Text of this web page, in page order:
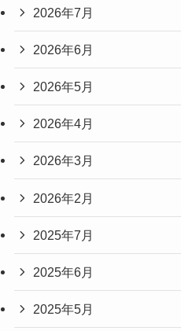
2026年7月
2026年6月
2026年5月
2026年4月
2026年3月
2026年2月
2025年7月
2025年6月
2025年5月